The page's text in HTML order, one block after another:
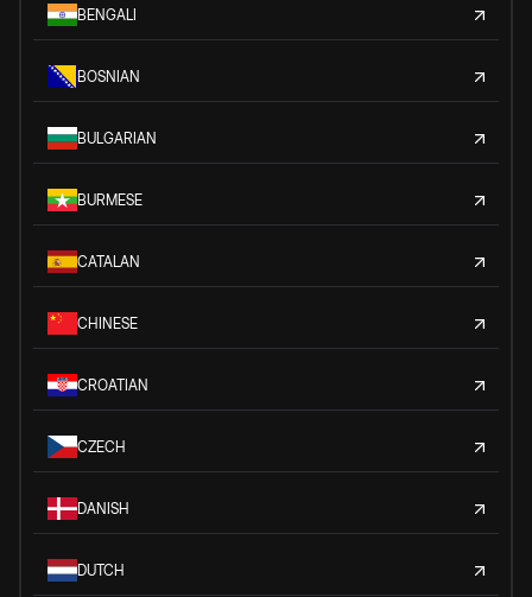
BENGALI
BOSNIAN
BULGARIAN
BURMESE
CATALAN
CHINESE
CROATIAN
CZECH
DANISH
DUTCH